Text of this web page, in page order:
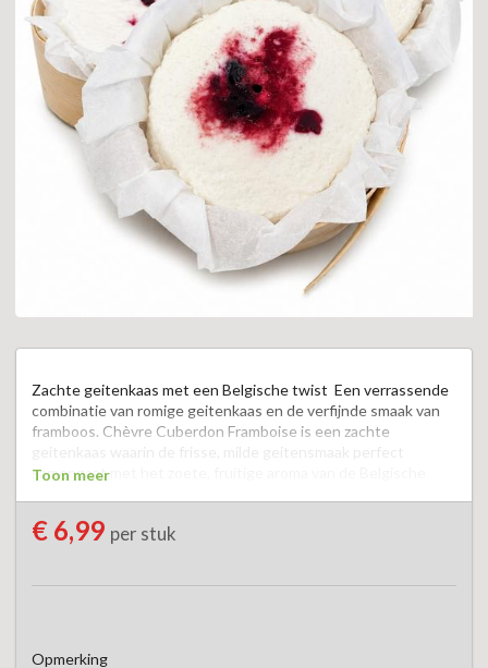
Zachte geitenkaas met een Belgische twist  Een verrassende
combinatie van romige geitenkaas en de verfijnde smaak van
framboos. Chèvre Cuberdon Framboise is een zachte
geitenkaas waarin de frisse, milde geitensmaak perfect
samengaat met het zoete, fruitige aroma van de Belgische
deze kaas een echte blikvanger op de kaasplank. Ideaal als
Toon meer
€ 6,99 per stuk
Opmerking